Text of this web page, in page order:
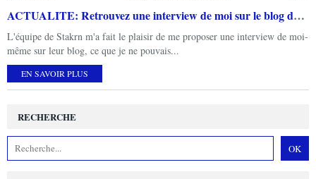
ACTUALITE: Retrouvez une interview de moi sur le blog de #STAKRN!
L'équipe de Stakrn m'a fait le plaisir de me proposer une interview de moi-
même sur leur blog, ce que je ne pouvais...
EN SAVOIR PLUS
RECHERCHE